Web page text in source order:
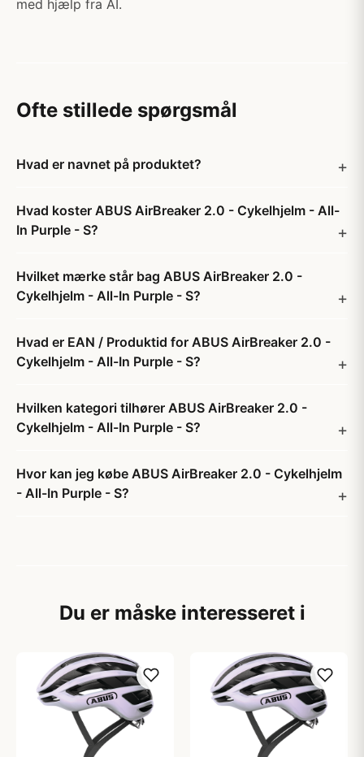
med hjælp fra AI.
Ofte stillede spørgsmål
Hvad er navnet på produktet?
Hvad koster ABUS AirBreaker 2.0 - Cykelhjelm - All-
In Purple - S?
Hvilket mærke står bag ABUS AirBreaker 2.0 -
Cykelhjelm - All-In Purple - S?
Hvad er EAN / Produktid for ABUS AirBreaker 2.0 -
Cykelhjelm - All-In Purple - S?
Hvilken kategori tilhører ABUS AirBreaker 2.0 -
Cykelhjelm - All-In Purple - S?
Hvor kan jeg købe ABUS AirBreaker 2.0 - Cykelhjelm
- All-In Purple - S?
Du er måske interesseret i